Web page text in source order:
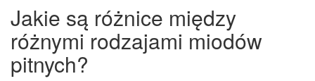
Jakie są różnice między
różnymi rodzajami miodów
pitnych?